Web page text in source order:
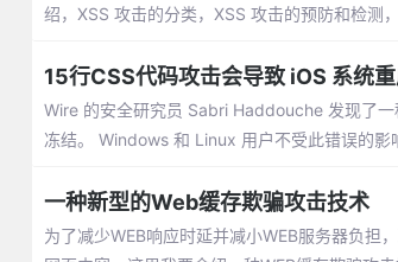
绍，XSS 攻击的分类，XSS 攻击的预防和检测
15行CSS代码攻击会导致 iOS 系统
Wire 的安全研究员 Sabri Haddouche 发现了
冻结。 Windows 和 Linux 用户不受此错误的影
一种新型的Web缓存欺骗攻击技术
为了减少WEB响应时延并减小WEB服务器负担